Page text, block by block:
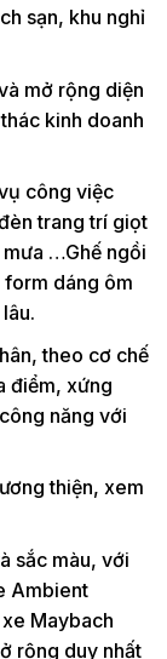
sạn, khu nghỉ
mở rộng diện
kinh doanh
công việc
trang trí giọt
…Ghế ngồi
dáng ôm
theo cơ chế
điểm, xứng
năng với
thiện, xem
sắc màu, với
Ambient
Maybach
rộng duy nhất